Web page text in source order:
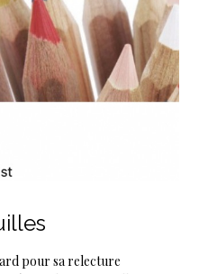
pour sa relecture